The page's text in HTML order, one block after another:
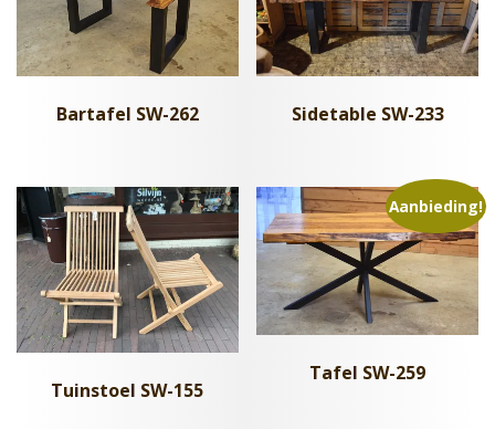
Bartafel SW-262 Sidetable SW-233
Tuinstoel SW-155
Aanbieding!
Tafel SW-259